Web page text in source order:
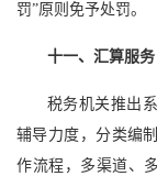
罚”原则免予处罚。
十一、汇算服务
税务机关推出
辅导力度，分类编
作流程，多渠道、